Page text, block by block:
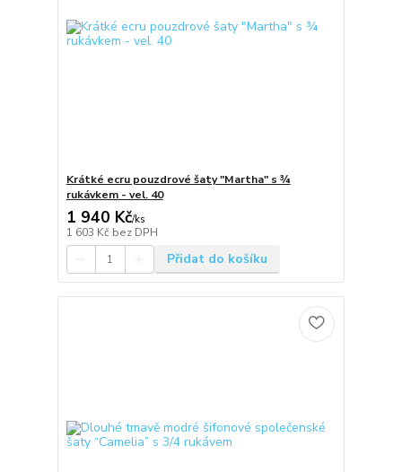
Krátké ecru pouzdrové šaty "Martha" s ¾
rukávkem - vel. 40
1 940 Kč/ks
1 603 Kč bez DPH
Přidat do košíku